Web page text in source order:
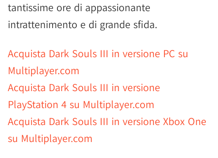
tantissime ore di appassionante
intrattenimento e di grande sfida.
Acquista Dark Souls III in versione PC su
Multiplayer.com
Acquista Dark Souls III in versione
PlayStation 4 su Multiplayer.com
Acquista Dark Souls III in versione Xbox One
su Multiplayer.com